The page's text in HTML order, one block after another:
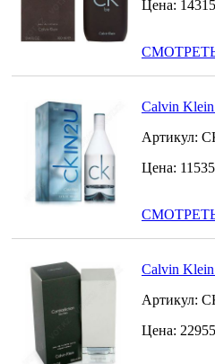
Цена: 14315
Calvin
Артикул:
Цена: 11535
Calvin
Артикул:
Цена: 22955